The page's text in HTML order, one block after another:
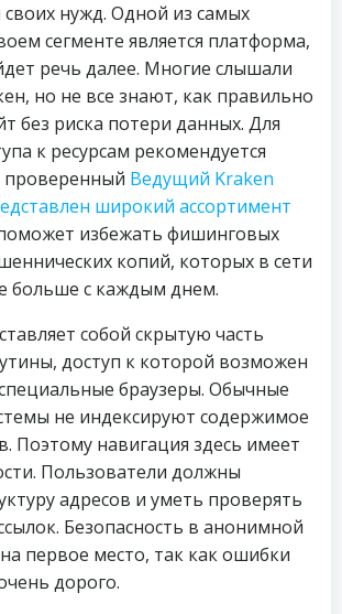
нужд. Одной из самых
сегменте является платформа,
речь далее. Многие слышали
но не все знают, как правильно
без риска потери данных. Для
к ресурсам рекомендуется
проверенный Ведущий Kraken
широкий ассортимент
избежать фишинговых
копий, которых в сети
больше с каждым днем.
собой скрытую часть
доступ к которой возможен
браузеры. Обычные
не индексируют содержимое
Поэтому навигация здесь имеет
Пользователи должны
адресов и уметь проверять
Безопасность в анонимной
на первое место, так как ошибки
дорого.